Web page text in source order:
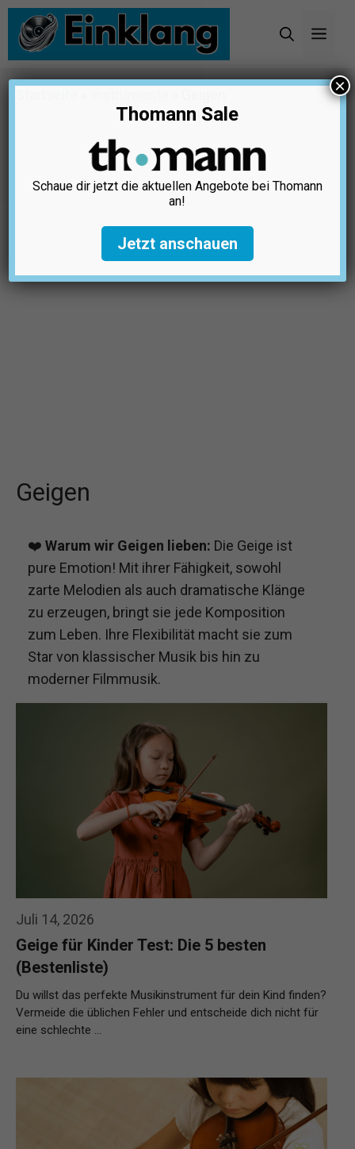
Zum
Inhalt
springen
Geigen
❤️ Warum wir Geigen lieben: Die Geige ist
pure Emotion! Mit ihrer Fähigkeit, sowohl
zarte Melodien als auch dramatische Klänge
zu erzeugen, bringt sie jede Komposition
zum Leben. Ihre Flexibilität macht sie zum
Star von klassischer Musik bis hin zu
moderner Filmmusik.
Juli 14, 2026
Geige für Kinder Test: Die 5 besten
(Bestenliste)
Du willst das perfekte Musikinstrument für dein Kind finden?
Vermeide die üblichen Fehler und entscheide dich nicht für
eine schlechte …
Thomann Sale
Schaue dir jetzt die aktuellen Angebote bei Thomann
an!
Jetzt anschauen
×